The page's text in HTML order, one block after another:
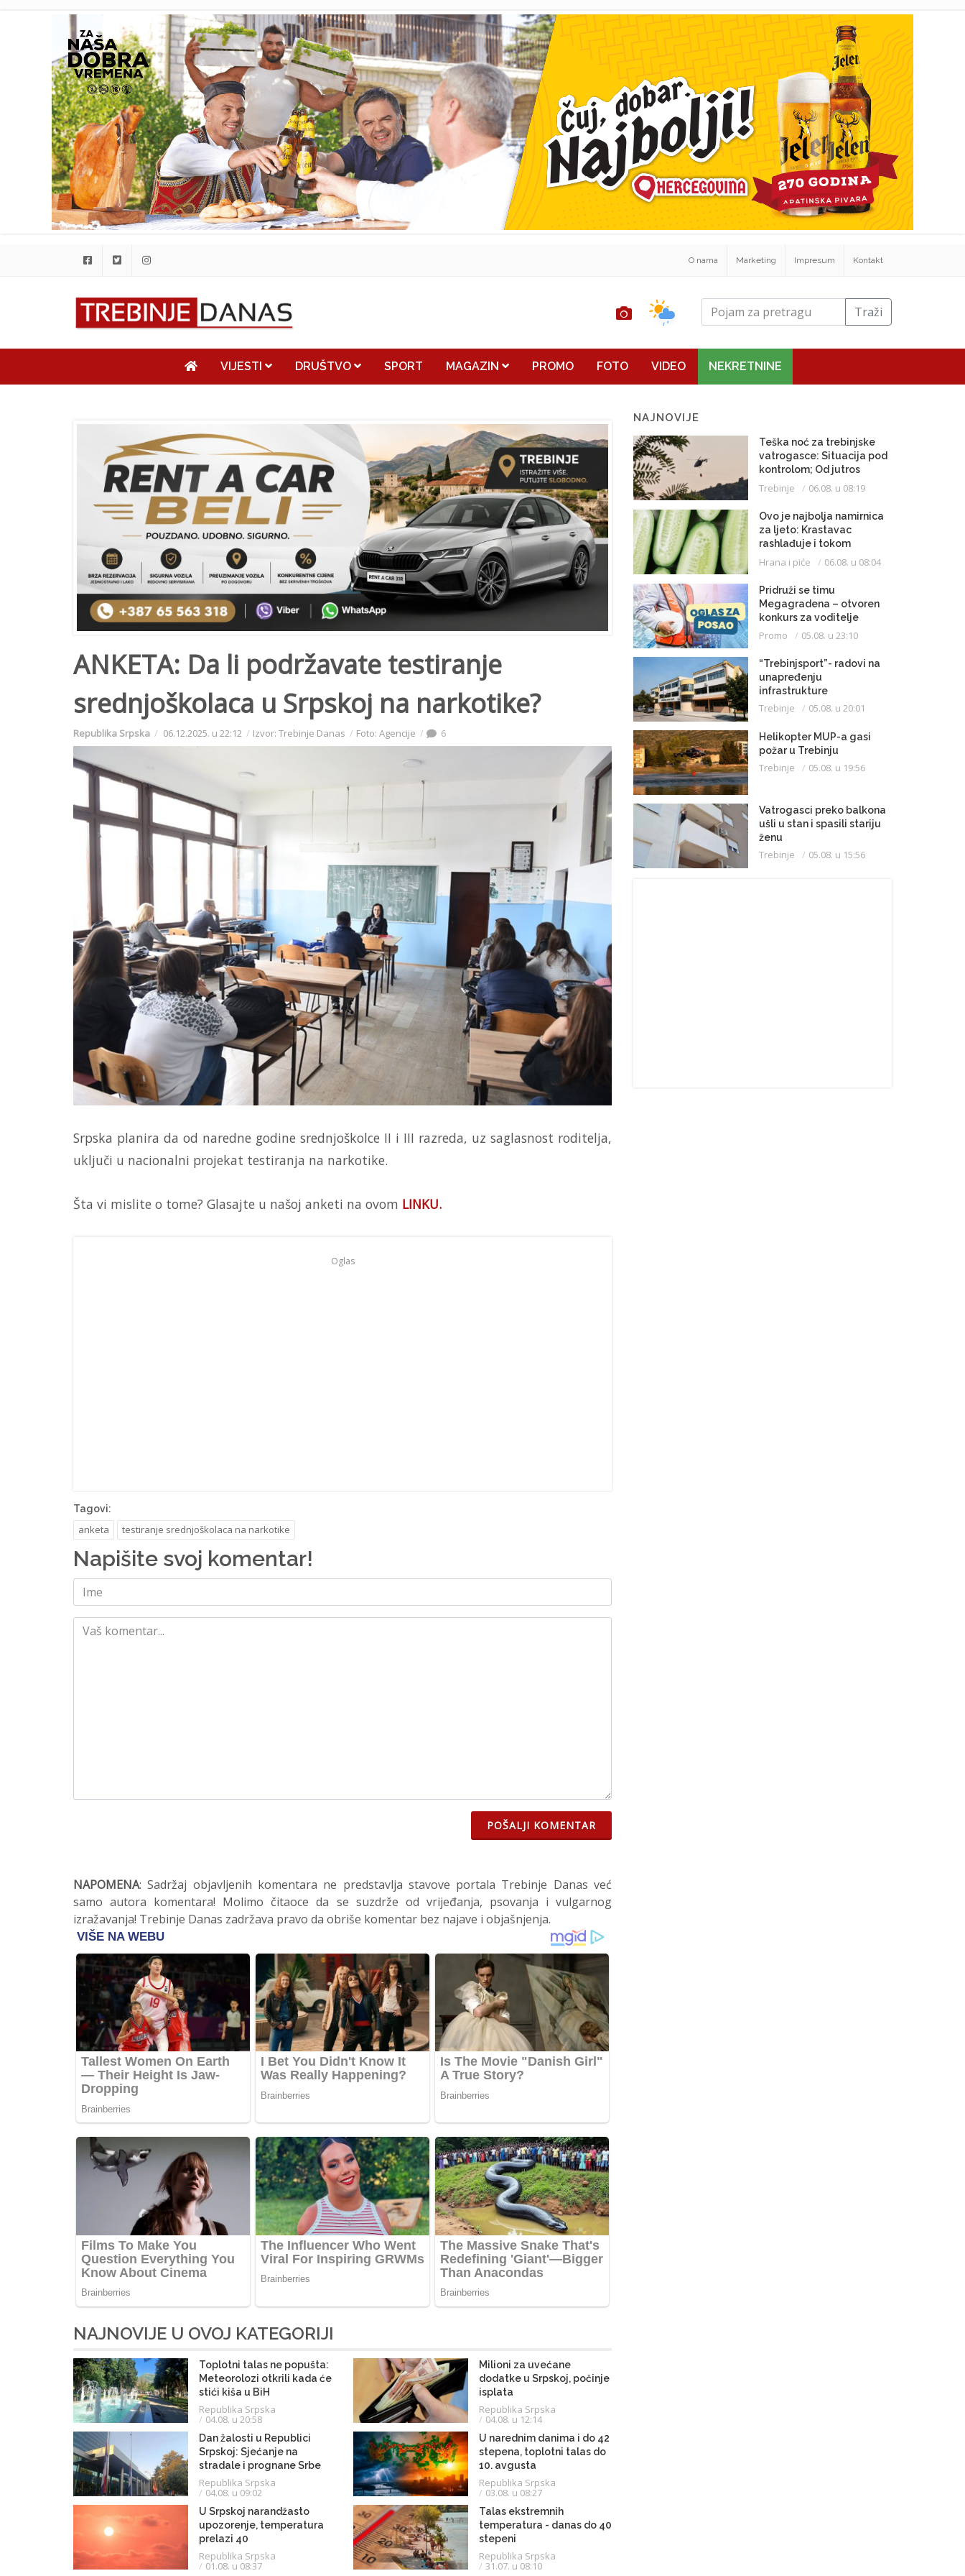
O nama Marketing Impresum Kontakt
Traži
VIJESTI DRUŠTVO SPORT MAGAZIN PROMO FOTO VIDEO NEKRETNINE
ANKETA: Da li podržavate testiranje
srednjoškolaca u Srpskoj na narkotike?
Republika Srpska 06.12.2025. u 22:12 Izvor: Trebinje Danas Foto: Agencije 6
Srpska planira da od naredne godine srednjoškolce II i III razreda, uz saglasnost roditelja,
uključi u nacionalni projekat testiranja na narkotike.
Šta vi mislite o tome? Glasajte u našoj anketi na ovom LINKU.
Oglas
Tagovi:
anketa testiranje srednjoškolaca na narkotike
Napišite svoj komentar!
POŠALJI KOMENTAR
NAPOMENA: Sadržaj objavljenih komentara ne predstavlja stavove portala Trebinje Danas već
samo autora komentara! Molimo čitaoce da se suzdrže od vrijeđanja, psovanja i vulgarnog
izražavanja! Trebinje Danas zadržava pravo da obriše komentar bez najave i objašnjenja.
NAJNOVIJE U OVOJ KATEGORIJI
Toplotni talas ne popušta:
Meteorolozi otkrili kada će
stići kiša u BiH
Republika Srpska
04.08. u 20:58
Milioni za uvećane
dodatke u Srpskoj, počinje
isplata
Republika Srpska
04.08. u 12:14
Dan žalosti u Republici
Srpskoj: Sjećanje na
stradale i prognane Srbe
Republika Srpska
04.08. u 09:02
U narednim danima i do 42
stepena, toplotni talas do
10. avgusta
Republika Srpska
03.08. u 08:27
U Srpskoj narandžasto
upozorenje, temperatura
prelazi 40
Republika Srpska
01.08. u 08:37
Talas ekstremnih
temperatura - danas do 40
stepeni
Republika Srpska
31.07. u 08:10
NAJNOVIJE
Teška noć za trebinjske
vatrogasce: Situacija pod
kontrolom; Od jutros
dejstvuje helikopter
Trebinje 06.08. u 08:19
Ovo je najbolja namirnica
za ljeto: Krastavac
rashlađuje i tokom
najvrelijih dana
Hrana i piće 06.08. u 08:04
Pridruži se timu
Megagradena – otvoren
konkurs za voditelje
gradilišta
Promo 05.08. u 23:10
“Trebinjsport”- radovi na
unapređenju
infrastrukture
Trebinje 05.08. u 20:01
Helikopter MUP-a gasi
požar u Trebinju
Trebinje 05.08. u 19:56
Vatrogasci preko balkona
ušli u stan i spasili stariju
ženu
Trebinje 05.08. u 15:56